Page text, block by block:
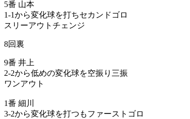
5番 山本
1-1から変化球を打ちセカンドゴロ
スリーアウトチェンジ
8回裏
9番 井上
2-2から低めの変化球を空振り三振
ワンアウト
1番 細川
3-2から変化球を打つもファーストゴロ